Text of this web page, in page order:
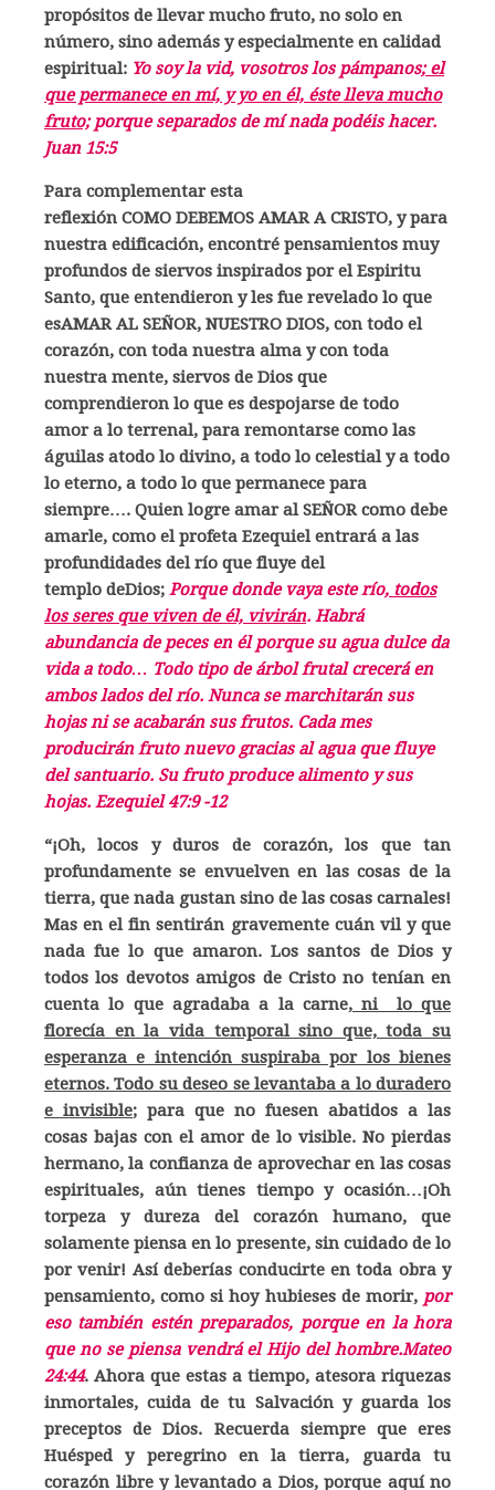
propósitos de llevar mucho fruto, no solo en
número, sino además y especialmente en calidad
espiritual: Yo soy la vid, vosotros los pámpanos;el
que permanece en mí, y yo en él, éste lleva mucho
fruto;porque separados de mí nada podéis hacer.
Juan 15:5
Para complementar esta
reflexión COMO DEBEMOS AMAR A CRISTO, y para
nuestra edificación, encontré pensamientos muy
profundos de siervos inspirados por el Espiritu
Santo, que entendieron y les fue revelado lo que
esAMAR AL SEÑOR, NUESTRO DIOS, con todo el
corazón, con toda nuestra alma y con toda
nuestra mente, siervos de Dios que
comprendieron lo que es despojarse de todo
amor a lo terrenal, para remontarse como las
águilas atodo lo divino, a todo lo celestial y a todo
lo eterno, a todo lo que permanece para
siempre…. Quien logre amar al SEÑOR como debe
amarle, como el profeta Ezequiel entrará a las
profundidades del río que fluye del
templo deDios; Porque donde vaya este río, todos
los seres que viven de él, vivirán. Habrá
abundancia de peces en él porque su agua dulce da
vida a todo… Todo tipo de árbol frutal crecerá en
ambos lados del río. Nunca se marchitarán sus
hojas ni se acabarán sus frutos. Cada mes
producirán fruto nuevo gracias al agua que fluye
del santuario. Su fruto produce alimento y sus
hojas. Ezequiel 47:9 -12
“¡Oh, locos y duros de corazón, los que tan
profundamente se envuelven en las cosas de la
tierra, que nada gustan sino de las cosas carnales!
Mas en el fin sentirán gravemente cuán vil y que
nada fue lo que amaron. Los santos de Dios y
todos los devotos amigos de Cristo no tenían en
cuenta lo que agradaba a la carne,ni lo que
florecía en la vida temporal sino que, toda su
esperanza e intención suspiraba por los bienes
eternos. Todo su deseo se levantaba a lo duradero
e invisible; para que no fuesen abatidos a las
cosas bajas con el amor de lo visible. No pierdas
hermano, la confianza de aprovechar en las cosas
espirituales, aún tienes tiempo y ocasión…¡Oh
torpeza y dureza del corazón humano, que
solamente piensa en lo presente, sin cuidado de lo
por venir! Así deberías conducirte en toda obra y
pensamiento, como si hoy hubieses de morir, por
eso también estén preparados, porque en la hora
que no se piensa vendrá el Hijo del hombre.Mateo
24:44. Ahora que estas a tiempo, atesora riquezas
inmortales, cuida de tu Salvación y guarda los
preceptos de Dios. Recuerda siempre que eres
Huésped y peregrino en la tierra, guarda tu
corazón libre y levantado a Dios, porque aquí no